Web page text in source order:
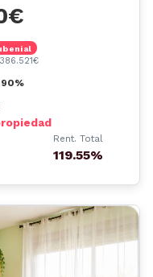
Rent. Total
119.55%